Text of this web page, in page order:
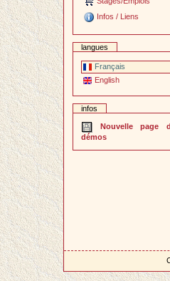
Infos / Liens
langues
Français
English
infos
Nouvelle page
démos